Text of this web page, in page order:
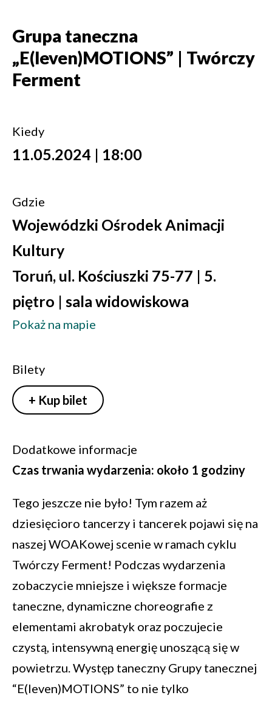
Grupa taneczna
„E(leven)MOTIONS” | Twórczy
Ferment
Kiedy
11.05.2024 | 18:00
Gdzie
Wojewódzki Ośrodek Animacji
Kultury
Toruń, ul. Kościuszki 75-77 | 5.
piętro | sala widowiskowa
Pokaż na mapie
Bilety
+ Kup bilet
Dodatkowe informacje
Czas trwania wydarzenia: około 1 godziny
Tego jeszcze nie było! Tym razem aż
dziesięcioro tancerzy i tancerek pojawi się na
naszej WOAKowej scenie w ramach cyklu
Twórczy Ferment! Podczas wydarzenia
zobaczycie mniejsze i większe formacje
taneczne, dynamiczne choreografie z
elementami akrobatyk oraz poczujecie
czystą, intensywną energię unoszącą się w
powietrzu. Występ taneczny Grupy tanecznej
“E(leven)MOTIONS” to nie tylko